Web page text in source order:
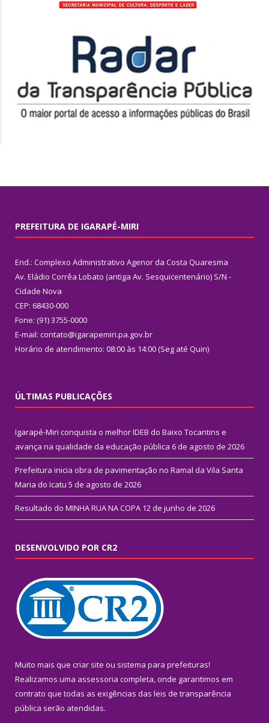
PREFEITURA DE IGARAPÉ-MIRI
End.: Complexo Administrativo Agenor da Costa Quaresma
Av. Eládio Corrêa Lobato (antiga Av. Sesquicentenário) S/N -
Cidade Nova
CEP: 68430-000
Fone: (91) 3755-0000
E-mail: contato@igarapemiri.pa.gov.br
Horário de atendimento: 08:00 às 14:00 (Seg até Quin)
ÚLTIMAS PUBLICAÇÕES
Igarapé-Miri conquista o melhor IDEB do Baixo Tocantins e
avança na qualidade da educação pública 6 de agosto de 2026
Prefeitura inicia obra de pavimentação no Ramal da Vila Santa
Maria do Icatu 5 de agosto de 2026
Resultado do MINHA RUA NA COPA 12 de junho de 2026
DESENVOLVIDO POR CR2
Muito mais que criar site ou sistema para prefeituras!
Realizamos uma assessoria completa, onde garantimos em
contrato que todas as exigências das leis de transparência
pública serão atendidas.